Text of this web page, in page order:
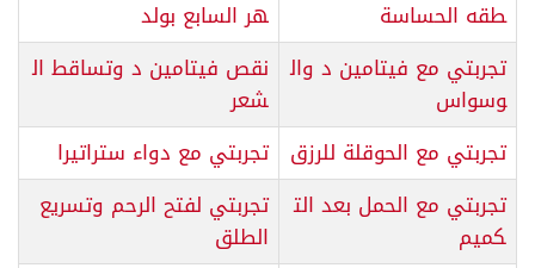
طقه الحساسة
هر السابع بولد
تجربتي مع فيتامين د وال
وسواس
نقص فيتامين د وتساقط ال
شعر
تجربتي مع الحوقلة للرزق تجربتي مع دواء ستراتيرا
تجربتي مع الحمل بعد الت
كميم
تجربتي لفتح الرحم وتسريع
الطلق